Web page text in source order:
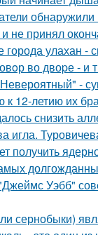
не принял
города улахан -
во двоpе - и
-
к 12-летию их
снизить
игла.
получить
Уэбб"
сернобыки)